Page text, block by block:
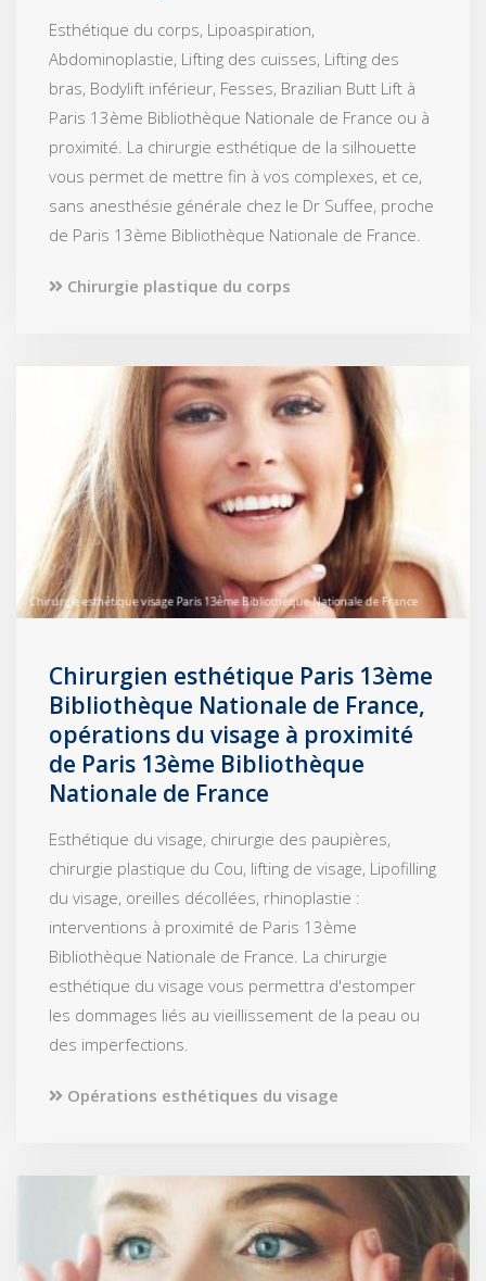
Esthétique du corps, Lipoaspiration,
Abdominoplastie, Lifting des cuisses, Lifting des
bras, Bodylift inférieur, Fesses, Brazilian Butt Lift à
Paris 13ème Bibliothèque Nationale de France ou à
proximité. La chirurgie esthétique de la silhouette
vous permet de mettre fin à vos complexes, et ce,
sans anesthésie générale chez le Dr Suffee, proche
de Paris 13ème Bibliothèque Nationale de France.
Chirurgie plastique du corps
Chirurgien esthétique Paris 13ème
Bibliothèque Nationale de France,
opérations du visage à proximité
de Paris 13ème Bibliothèque
Nationale de France
Esthétique du visage, chirurgie des paupières,
chirurgie plastique du Cou, lifting de visage, Lipofilling
du visage, oreilles décollées, rhinoplastie :
interventions à proximité de Paris 13ème
Bibliothèque Nationale de France. La chirurgie
esthétique du visage vous permettra d'estomper
les dommages liés au vieillissement de la peau ou
des imperfections.
Opérations esthétiques du visage